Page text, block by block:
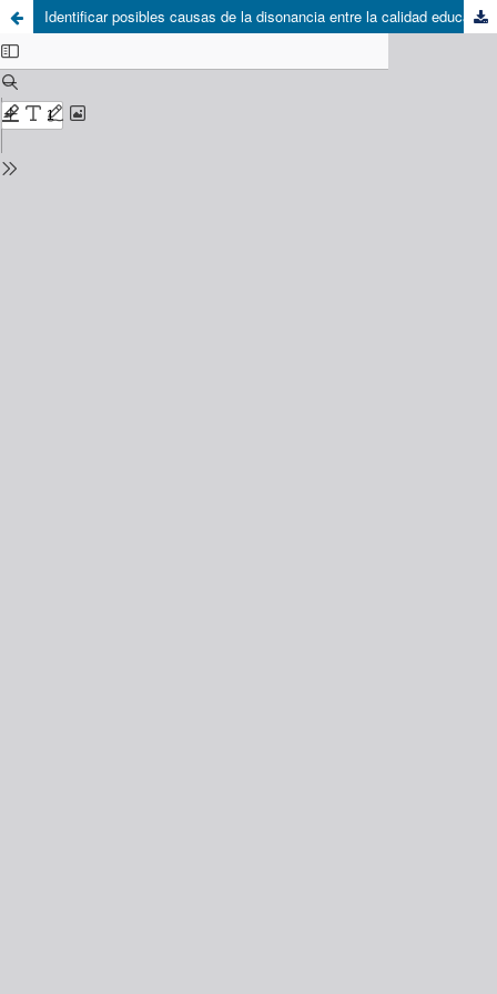
Identificar posibles causas de la disonancia entre la calidad educativa de Chile y las propuestas de organismos internacionales, basada en los resultados de instrumentos de medición estandarizados